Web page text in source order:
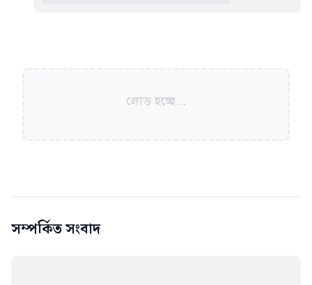
লোড হচ্ছে...
সম্পর্কিত সংবাদ